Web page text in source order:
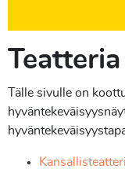
Tälle sivulle on